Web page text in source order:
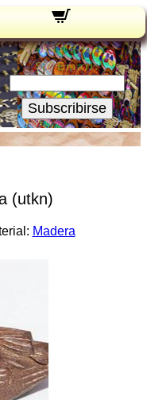
Novedades:
Su Email:
Subscribirse
(utkn)
Madera